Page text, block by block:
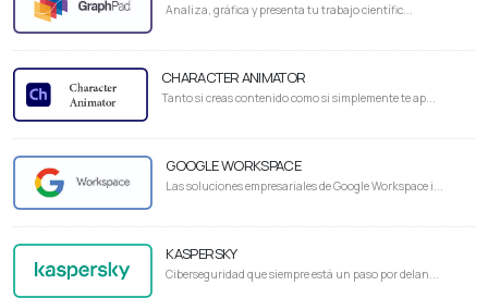
Analiza, gráfica y presenta tu trabajo científic...
CHARACTER ANIMATOR
Tanto si creas contenido como si simplemente te ap...
GOOGLE WORKSPACE
Las soluciones empresariales de Google Workspace i...
KASPERSKY
Ciberseguridad que siempre está un paso por delan...